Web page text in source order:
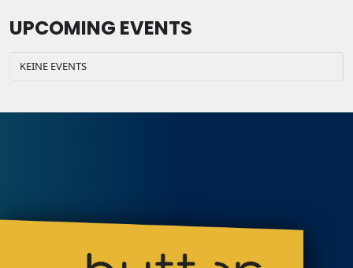
UPCOMING EVENTS
KEINE EVENTS